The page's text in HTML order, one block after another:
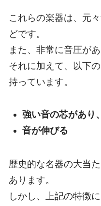
これらの楽器は、元
どです。
また、非常に音圧があ
それに加えて、以下
持っています。
強い音の芯があり
音が伸びる
歴史的な名器の大当
あります。
しかし、上記の特徴に